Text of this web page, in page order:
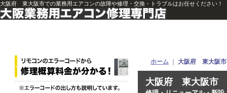
大阪府 東大阪市での業務用エアコンの故障や修理・交換・トラブルはお任せください！
ホーム 大阪府 東大阪市
大阪府 東大阪市